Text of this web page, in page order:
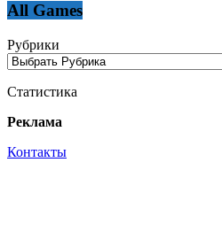
All Games
Рубрики
Статистика
Реклама
Контакты